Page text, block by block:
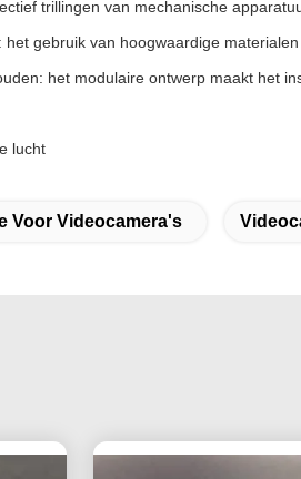
trillingen van mechanische
gebruik van hoogwaardige
het modulaire ontwerp maakt het
lucht
Voor Videocamera's